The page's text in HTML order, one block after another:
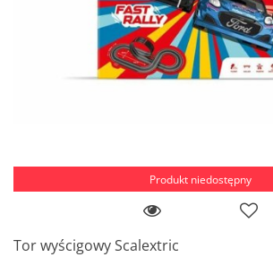
Produkt niedostępny
Tor wyścigowy Scalextric